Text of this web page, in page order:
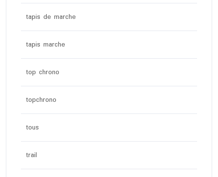
tapis de marche
tapis marche
top chrono
topchrono
tous
trail